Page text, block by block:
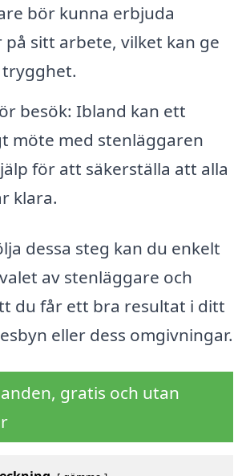
bör kunna erbjuda
sitt arbete, vilket kan ge
besök: Ibland kan ett
möte med stenläggaren
för att säkerställa att alla
klara.
dessa steg kan du enkelt
av stenläggare och
du får ett bra resultat i ditt
eller dess omgivningar.
gratis och utan